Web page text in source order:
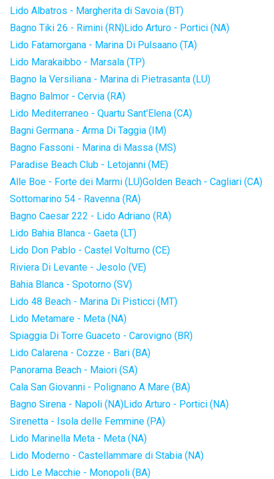
Lido Albatros - Margherita di Savoia (BT)
Bagno Tiki 26 - Rimini (RN)Lido Arturo - Portici (NA)
Lido Fatamorgana - Marina Di Pulsaano (TA)
Lido Marakaibbo - Marsala (TP)
Bagno la Versiliana - Marina di Pietrasanta (LU)
Bagno Balmor - Cervia (RA)
Lido Mediterraneo - Quartu Sant'Elena (CA)
Bagni Germana - Arma Di Taggia (IM)
Bagno Fassoni - Marina di Massa (MS)
Paradise Beach Club - Letojanni (ME)
Alle Boe - Forte dei Marmi (LU)Golden Beach - Cagliari (CA)
Sottomarino 54 - Ravenna (RA)
Bagno Caesar 222 - Lido Adriano (RA)
Lido Bahia Blanca - Gaeta (LT)
Lido Don Pablo - Castel Volturno (CE)
Riviera Di Levante - Jesolo (VE)
Bahia Blanca - Spotorno (SV)
Lido 48 Beach - Marina Di Pisticci (MT)
Lido Metamare - Meta (NA)
Spiaggia Di Torre Guaceto - Carovigno (BR)
Lido Calarena - Cozze - Bari (BA)
Panorama Beach - Maiori (SA)
Cala San Giovanni - Polignano A Mare (BA)
Bagno Sirena - Napoli (NA)Lido Arturo - Portici (NA)
Sirenetta - Isola delle Femmine (PA)
Lido Marinella Meta - Meta (NA)
Lido Moderno - Castellammare di Stabia (NA)
Lido Le Macchie - Monopoli (BA)